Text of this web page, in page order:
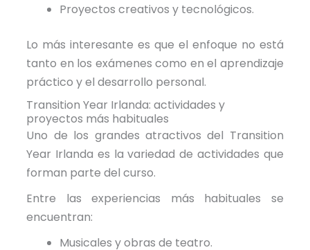
Proyectos creativos y tecnológicos.
Lo más interesante es que el enfoque no está
tanto en los exámenes como en el aprendizaje
práctico y el desarrollo personal.
Transition Year Irlanda: actividades y
proyectos más habituales
Uno de los grandes atractivos del Transition
Year Irlanda es la variedad de actividades que
forman parte del curso.
Entre las experiencias más habituales se
encuentran:
Musicales y obras de teatro.